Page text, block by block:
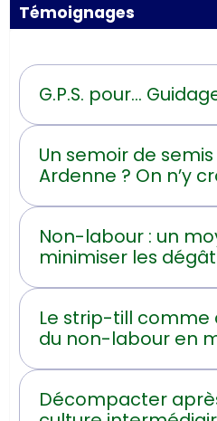
Témoignages
G.P.S. pour...
Un semoir de
Ardenne ? On n’y
Non-labour : un
minimiser les
Le strip-till
du non-labour en
Décompacter